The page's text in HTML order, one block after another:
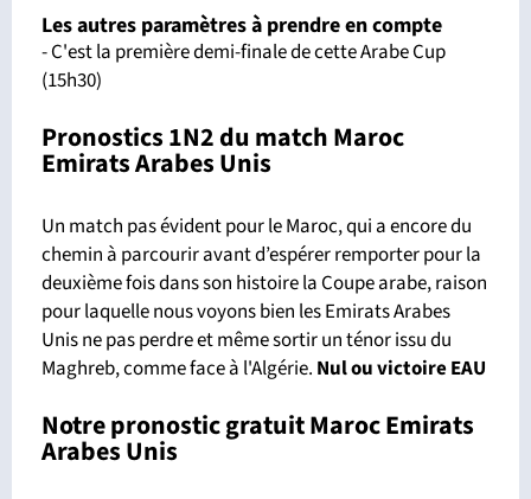
Les autres paramètres à prendre en compte
- C'est la première demi-finale de cette Arabe Cup
(15h30)
Pronostics 1N2 du match Maroc
Emirats Arabes Unis
Un match pas évident pour le Maroc, qui a encore du
chemin à parcourir avant d’espérer remporter pour la
deuxième fois dans son histoire la Coupe arabe, raison
pour laquelle nous voyons bien les Emirats Arabes
Unis ne pas perdre et même sortir un ténor issu du
Maghreb, comme face à l'Algérie. Nul ou victoire EAU
Notre pronostic gratuit Maroc Emirats
Arabes Unis